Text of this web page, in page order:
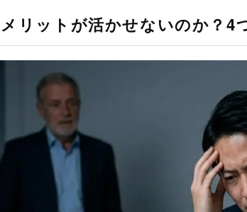
リットが活かせないのか？4